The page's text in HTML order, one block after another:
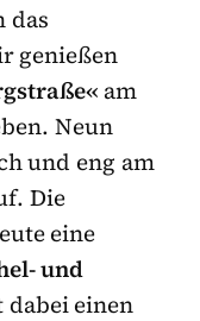
das
genießen
am
Neun
und eng am
Die
eine
und
einen